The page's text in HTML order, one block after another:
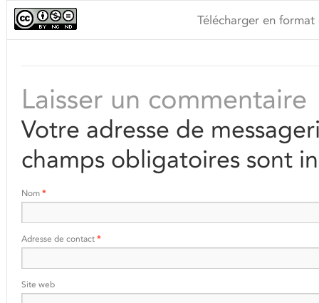
Télécharger en
Laisser un commentaire
Votre adresse de
champs obligatoires sont
Nom *
Adresse de contact *
Site web